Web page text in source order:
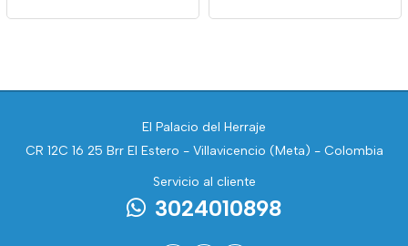
El Palacio del Herraje
CR 12C 16 25 Brr El Estero - Villavicencio (Meta) - Colombia
Servicio al cliente
3024010898